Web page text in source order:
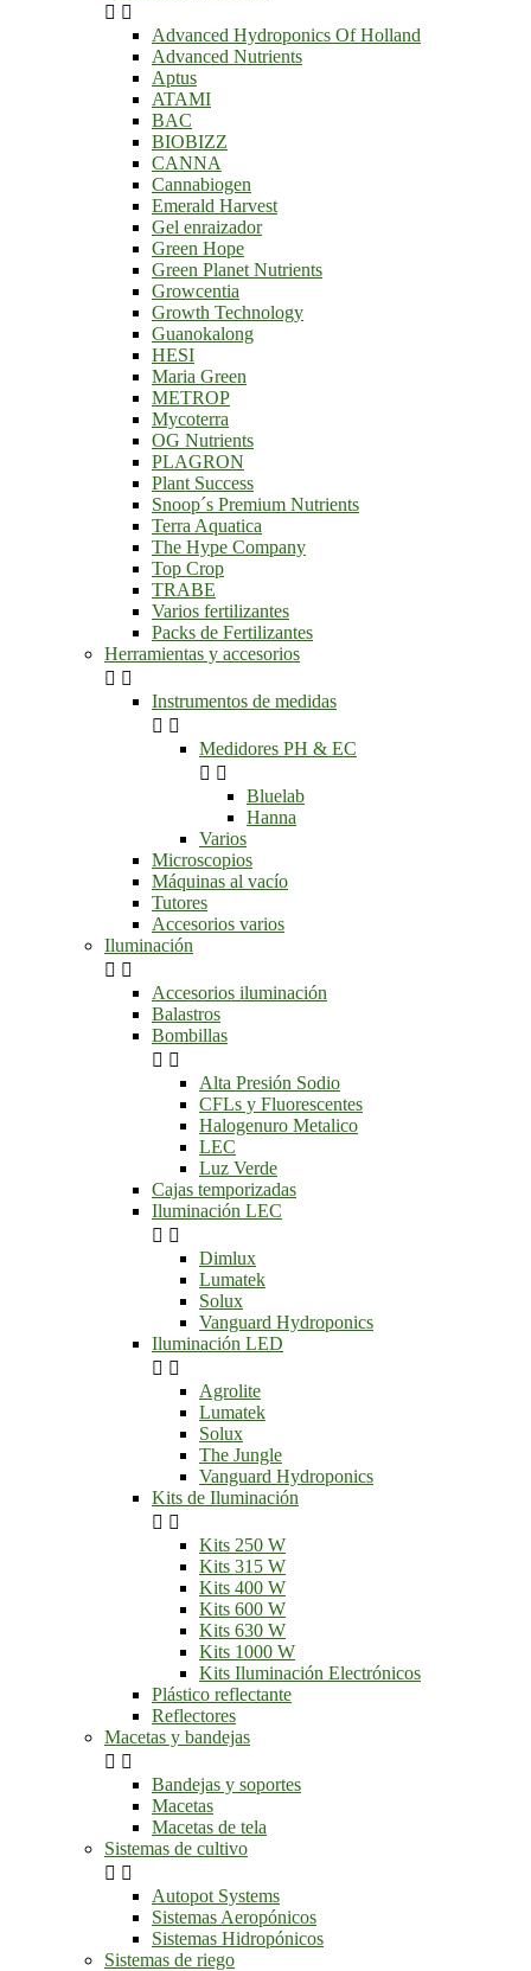
 
Advanced Hydroponics Of Holland
Advanced Nutrients
Aptus
ATAMI
BAC
BIOBIZZ
CANNA
Cannabiogen
Emerald Harvest
Gel enraizador
Green Hope
Green Planet Nutrients
Growcentia
Growth Technology
Guanokalong
HESI
Maria Green
METROP
Mycoterra
OG Nutrients
PLAGRON
Plant Success
Snoop´s Premium Nutrients
Terra Aquatica
The Hype Company
Top Crop
TRABE
Varios fertilizantes
Packs de Fertilizantes
Herramientas y accesorios
 
Instrumentos de medidas
 
Medidores PH & EC
 
Bluelab
Hanna
Varios
Microscopios
Máquinas al vacío
Tutores
Accesorios varios
Iluminación
 
Accesorios iluminación
Balastros
Bombillas
 
Alta Presión Sodio
CFLs y Fluorescentes
Halogenuro Metalico
LEC
Luz Verde
Cajas temporizadas
Iluminación LEC
 
Dimlux
Lumatek
Solux
Vanguard Hydroponics
Iluminación LED
 
Agrolite
Lumatek
Solux
The Jungle
Vanguard Hydroponics
Kits de Iluminación
 
Kits 250 W
Kits 315 W
Kits 400 W
Kits 600 W
Kits 630 W
Kits 1000 W
Kits Iluminación Electrónicos
Plástico reflectante
Reflectores
Macetas y bandejas
 
Bandejas y soportes
Macetas
Macetas de tela
Sistemas de cultivo
 
Autopot Systems
Sistemas Aeropónicos
Sistemas Hidropónicos
Sistemas de riego